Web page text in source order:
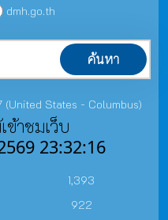
dmh.go.th
ค้นหา
(United States - Columbus)
าชมเว็บ
23:32:16
1,393
922